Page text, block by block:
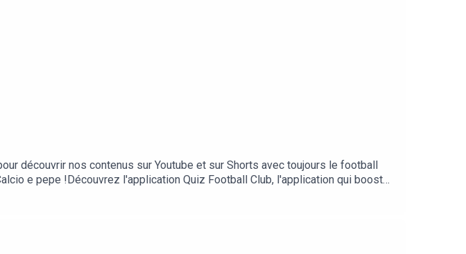
découvrir nos contenus sur Youtube et sur Shorts avec toujours le football
e pepe !Découvrez l'application Quiz Football Club, l'application qui booste
sur le site https://quizfootballclub.frPour nous encourager, n'hésitez pas à
sur Youtube !== Suivez-nous ==👉 sur Youtube👉 sur Twitter👉 sur